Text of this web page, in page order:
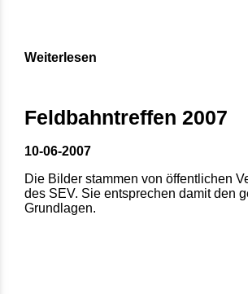
Weiterlesen
Feldbahntreffen 2007
10-06-2007
Die Bilder stammen von öffentlichen
des SEV. Sie entsprechen damit den
Grundlagen.